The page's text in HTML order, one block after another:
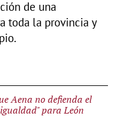
de una
toda la provincia y
Aena no defienda el
para León